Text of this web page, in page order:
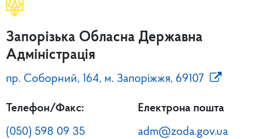
Запорізька Обласна Державна
Адміністрація
пр. Соборний, 164, м. Запоріжжя, 69107
Телефон/Факс:
(050) 598 09 35
Електрона пошта
adm@zoda.gov.ua